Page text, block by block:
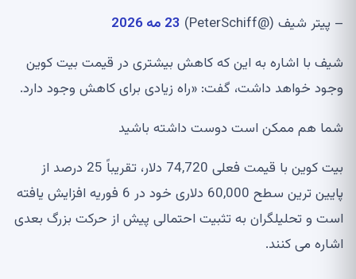
– پیتر شیف (@PeterSchiff)
23 مه 2026
شیف با اشاره به این که کاهش بیشتری در قیمت بیت کوین
وجود خواهد داشت، گفت: «راه زیادی برای کاهش وجود دارد.
شما هم ممکن است دوست داشته باشید
بیت کوین با قیمت فعلی 74,720 دلار، تقریباً 25 درصد از
پایین ترین سطح 60,000 دلاری خود در 6 فوریه افزایش یافته
است و تحلیلگران به تثبیت احتمالی پیش از حرکت بزرگ بعدی
اشاره می کنند.